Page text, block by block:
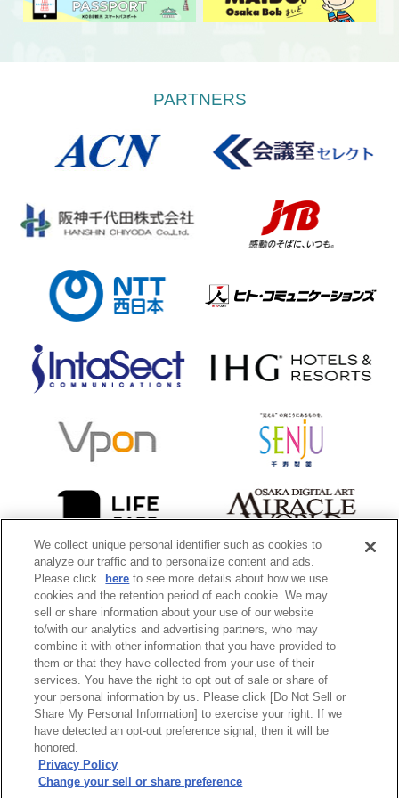
PARTNERS
We collect unique personal identifier such as cookies to
analyze our traffic and to personalize content and ads.
Please click
here to see more details about how we use
cookies and the retention period of each cookie. We may
sell or share information about your use of our website
to/with our analytics and advertising partners, who may
combine it with other information that you have provided to
them or that they have collected from your use of their
services. You have the right to opt out of sale or share of
your personal information by us. Please click [Do Not Sell or
Share My Personal Information] to exercise your right. If we
have detected an opt-out preference signal, then it will be
honored.
Privacy Policy
Change your sell or share preference